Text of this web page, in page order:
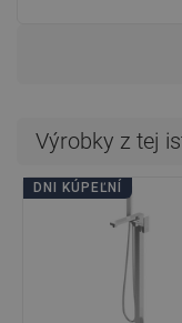
Výrobky z tej
DNI KÚPEĽNÍ